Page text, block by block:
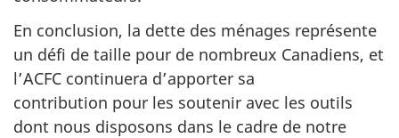
En conclusion, la dette des ménages représente
un défi de taille pour de nombreux Canadiens, et
l’ACFC continuera d’apporter sa
contribution pour les soutenir avec les outils
dont nous disposons dans le cadre de notre